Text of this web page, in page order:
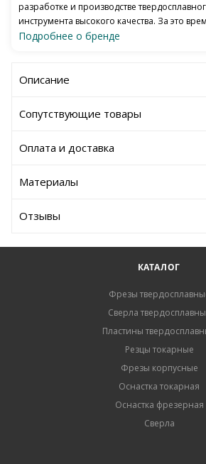
разработке и производстве
инструмента высокого качества. За это
Подробнее о бренде
Описание
Сопутствующие товары
Оплата и доставка
Материалы
Отзывы
КАТАЛОГ
Фрезы
Сверла
Пластины
Резцы токарные
Фрезы корпусные
Оснастка токарная
Оснастка фрезерная
Сверла